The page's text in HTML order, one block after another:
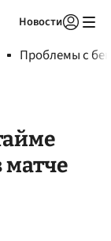
Новости
Проблемы с
матче